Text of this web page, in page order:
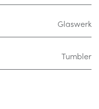
Glaswerk
Tumbler